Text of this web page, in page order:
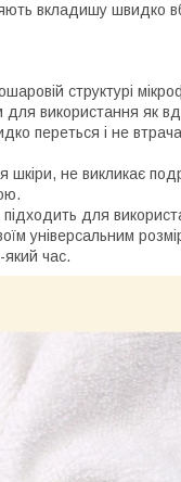
вкладишу швидко
структурі
використання як
переться і не
не викликає
для
універсальним
час.